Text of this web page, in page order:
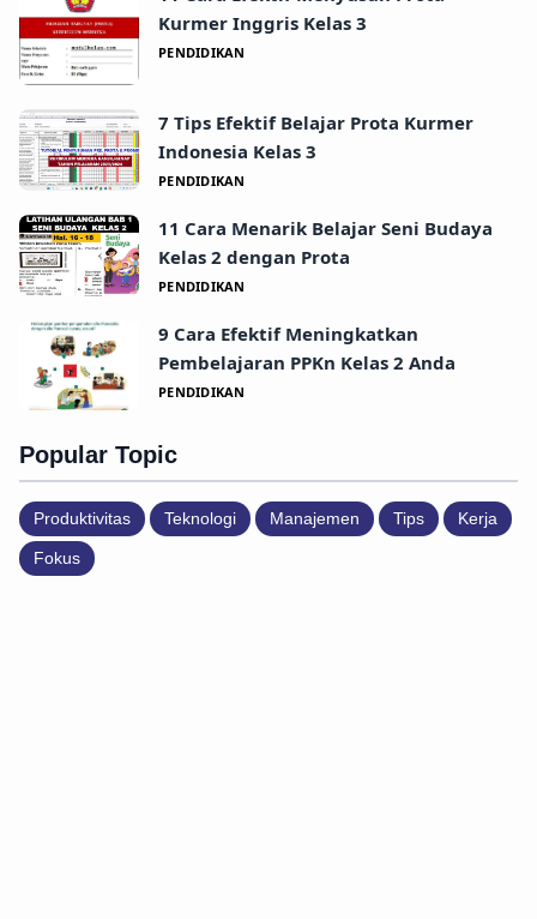
Kurmer Inggris Kelas 3
PENDIDIKAN
7 Tips Efektif Belajar Prota Kurmer
Indonesia Kelas 3
PENDIDIKAN
11 Cara Menarik Belajar Seni Budaya
Kelas 2 dengan Prota
PENDIDIKAN
9 Cara Efektif Meningkatkan
Pembelajaran PPKn Kelas 2 Anda
PENDIDIKAN
Popular Topic
Produktivitas Teknologi Manajemen Tips Kerja
Fokus